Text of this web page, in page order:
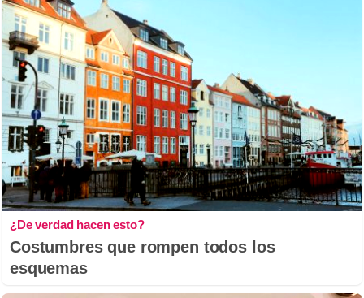
¿De verdad hacen esto?
Costumbres que rompen todos los
esquemas